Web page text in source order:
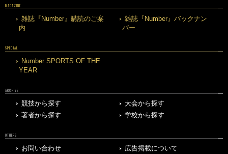
MAGAZINE
雑誌『Number』購読のご案
内
雑誌『Number』バックナン
バー
SPECIAL
Number SPORTS OF THE
YEAR
ARCHIVE
競技から探す
大会から探す
著者から探す
学校から探す
OTHERS
お問い合わせ
広告掲載について